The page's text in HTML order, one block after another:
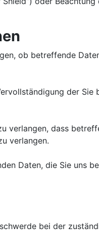
ob betreffende
der
verlangen, dass
verlangen.
Daten, die Sie uns
bei der